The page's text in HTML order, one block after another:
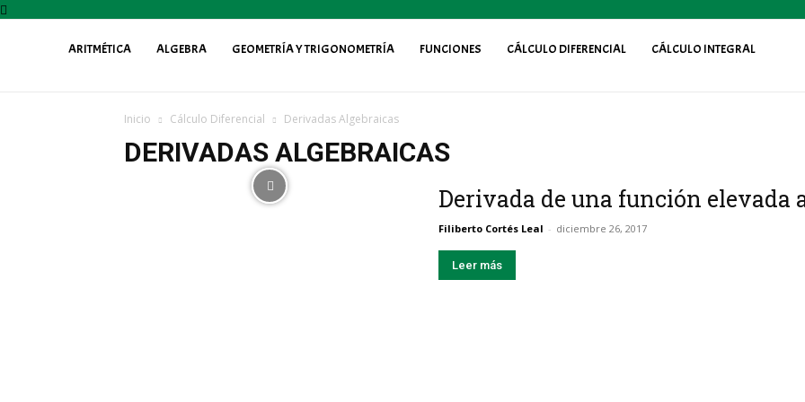
ARITMÉTICA ALGEBRA GEOMETRÍA Y TRIGONOMETRÍA FUNCIONES CÁLCULO DIFERENCIAL CÁLCULO INTEGRAL
Inicio Cálculo Diferencial Derivadas Algebraicas
DERIVADAS ALGEBRAICAS
Derivada de una función elevada
Filiberto Cortés Leal - diciembre 26, 2017
Leer más